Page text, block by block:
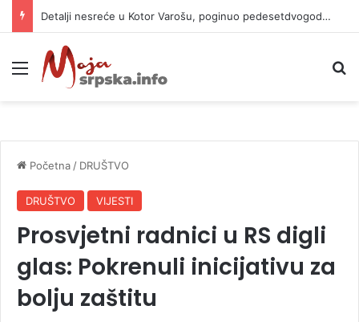
Detalji nesreće u Kotor Varošu, poginuo pedesetdvogodišnjak
Meni
Početna / DRUŠTVO
DRUŠTVO VIJESTI
Prosvjetni radnici u RS digli
glas: Pokrenuli inicijativu za
bolju zaštitu